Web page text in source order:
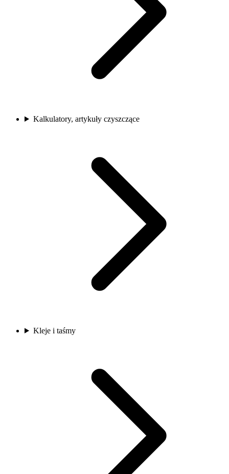
Kalkulatory, artykuły czyszczące
Kleje i taśmy